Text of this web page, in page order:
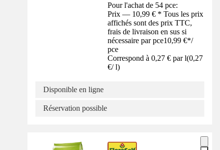
Pour l'achat de 54 pce:
Prix — 10,99 € * Tous les prix
affichés sont des prix TTC,
frais de livraison en sus si
nécessaire par pce10,99 €*/
pce
Correspond à 0,27 € par l(0,27
€/ l)
Disponible en ligne
Réservation possible